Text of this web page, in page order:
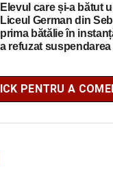
Elevul care și-a bătut
Liceul German din
prima bătălie în
a refuzat
PENTRU A